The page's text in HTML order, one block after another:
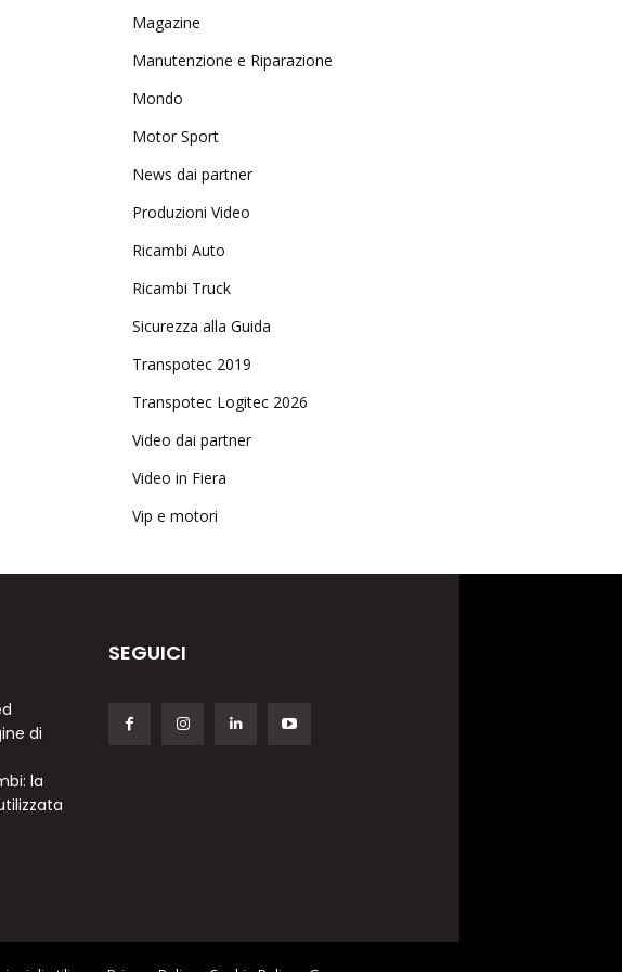
Magazine
Manutenzione e Riparazione
Mondo
Motor Sport
News dai partner
Produzioni Video
Ricambi Auto
Ricambi Truck
Sicurezza alla Guida
Transpotec 2019
Transpotec Logitec 2026
Video dai partner
Video in Fiera
Vip e motori
di
la
SEGUICI